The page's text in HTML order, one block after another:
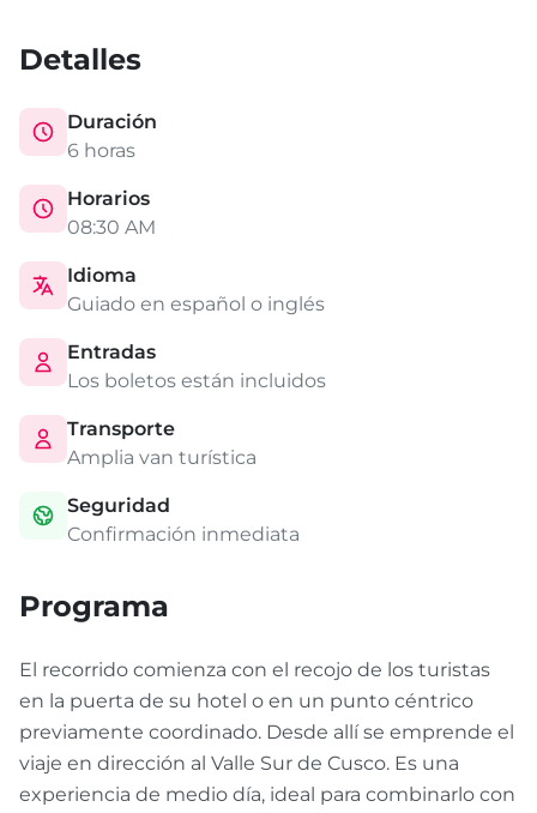
Detalles
Duración
6 horas
Horarios
08:30 AM
Idioma
Guiado en español o inglés
Entradas
Los boletos están incluidos
Transporte
Amplia van turística
Seguridad
Confirmación inmediata
Programa
El recorrido comienza con el recojo de los turistas
en la puerta de su hotel o en un punto céntrico
previamente coordinado. Desde allí se emprende el
viaje en dirección al Valle Sur de Cusco. Es una
experiencia de medio día, ideal para combinarlo con